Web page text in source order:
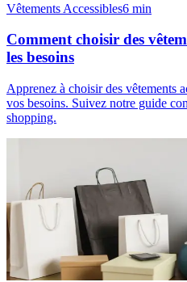
Vêtements Accessibles6 min
Comment choisir des
les besoins
Apprenez à choisir des vêtements
vos besoins. Suivez notre guide
shopping.